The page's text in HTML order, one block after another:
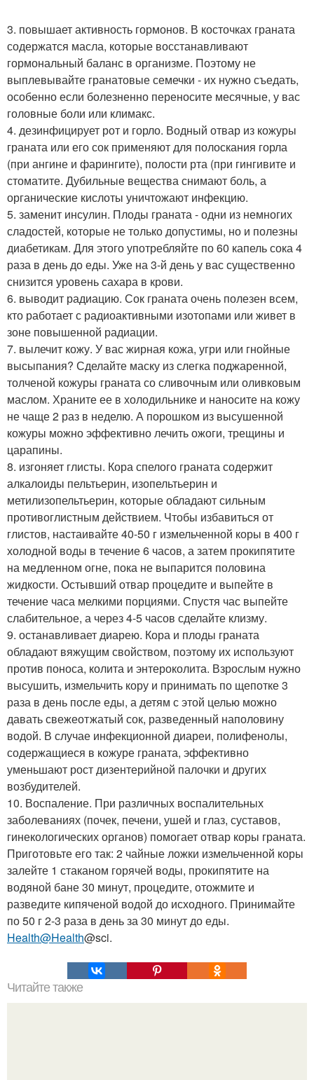
3. повышает активность гормонов. В косточках граната
содержатся масла, которые восстанавливают
гормональный баланс в организме. Поэтому не
выплевывайте гранатовые семечки - их нужно съедать,
особенно если болезненно переносите месячные, у вас
головные боли или климакс.
4. дезинфицирует рот и горло. Водный отвар из кожуры
граната или его сок применяют для полоскания горла
(при ангине и фарингите), полости рта (при гингивите и
стоматите. Дубильные вещества снимают боль, а
органические кислоты уничтожают инфекцию.
5. заменит инсулин. Плоды граната - одни из немногих
сладостей, которые не только допустимы, но и полезны
диабетикам. Для этого употребляйте по 60 капель сока 4
раза в день до еды. Уже на 3-й день у вас существенно
снизится уровень сахара в крови.
6. выводит радиацию. Сок граната очень полезен всем,
кто работает с радиоактивными изотопами или живет в
зоне повышенной радиации.
7. вылечит кожу. У вас жирная кожа, угри или гнойные
высыпания? Сделайте маску из слегка поджаренной,
толченой кожуры граната со сливочным или оливковым
маслом. Храните ее в холодильнике и наносите на кожу
не чаще 2 раз в неделю. А порошком из высушенной
кожуры можно эффективно лечить ожоги, трещины и
царапины.
8. изгоняет глисты. Кора спелого граната содержит
алкалоиды пельтьерин, изопельтьерин и
метилизопельтьерин, которые обладают сильным
противоглистным действием. Чтобы избавиться от
глистов, настаивайте 40-50 г измельченной коры в 400 г
холодной воды в течение 6 часов, а затем прокипятите
на медленном огне, пока не выпарится половина
жидкости. Остывший отвар процедите и выпейте в
течение часа мелкими порциями. Спустя час выпейте
слабительное, а через 4-5 часов сделайте клизму.
9. останавливает диарею. Кора и плоды граната
обладают вяжущим свойством, поэтому их используют
против поноса, колита и энтероколита. Взрослым нужно
высушить, измельчить кору и принимать по щепотке 3
раза в день после еды, а детям с этой целью можно
давать свежеотжатый сок, разведенный наполовину
водой. В случае инфекционной диареи, полифенолы,
содержащиеся в кожуре граната, эффективно
уменьшают рост дизентерийной палочки и других
возбудителей.
10. Воспаление. При различных воспалительных
заболеваниях (почек, печени, ушей и глаз, суставов,
гинекологических органов) помогает отвар коры граната.
Приготовьте его так: 2 чайные ложки измельченной коры
залейте 1 стаканом горячей воды, прокипятите на
водяной бане 30 минут, процедите, отожмите и
разведите кипяченой водой до исходного. Принимайте
по 50 г 2-3 раза в день за 30 минут до еды.
Health@Health@sci.
Читайте также